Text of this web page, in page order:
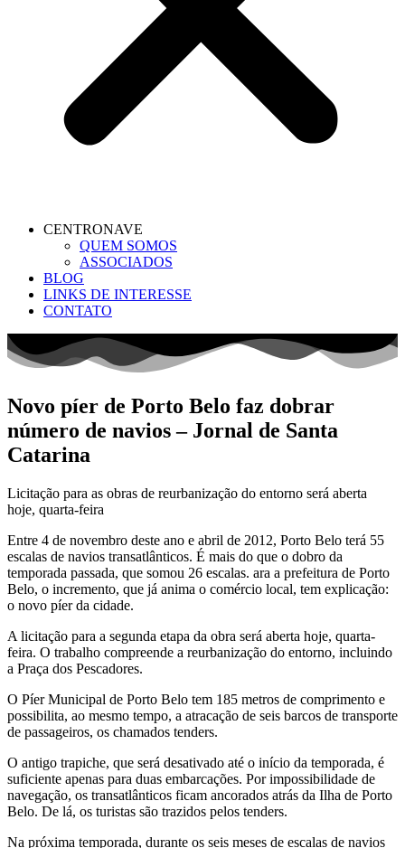
CENTRONAVE
QUEM SOMOS
ASSOCIADOS
BLOG
LINKS DE INTERESSE
CONTATO
Novo píer de Porto Belo faz dobrar
número de navios – Jornal de Santa
Catarina
Licitação para as obras de reurbanização do entorno será aberta
hoje, quarta-feira
Entre 4 de novembro deste ano e abril de 2012, Porto Belo terá 55
escalas de navios transatlânticos. É mais do que o dobro da
temporada passada, que somou 26 escalas. ara a prefeitura de Porto
Belo, o incremento, que já anima o comércio local, tem explicação:
o novo píer da cidade.
A licitação para a segunda etapa da obra será aberta hoje, quarta-
feira. O trabalho compreende a reurbanização do entorno, incluindo
a Praça dos Pescadores.
O Píer Municipal de Porto Belo tem 185 metros de comprimento e
possibilita, ao mesmo tempo, a atracação de seis barcos de transporte
de passageiros, os chamados tenders.
O antigo trapiche, que será desativado até o início da temporada, é
suficiente apenas para duas embarcações. Por impossibilidade de
navegação, os transatlânticos ficam ancorados atrás da Ilha de Porto
Belo. De lá, os turistas são trazidos pelos tenders.
Na próxima temporada, durante os seis meses de escalas de navios